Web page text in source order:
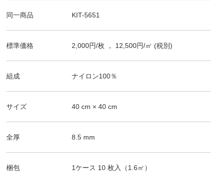
同一商品 KIT-5651
標準価格 2,000円/枚 ， 12,500円/㎡ (税別)
組成 ナイロン100％
サイズ 40 cm ×40 cm
全厚 8.5 mm
梱包 1ケース 10 枚入（1.6㎡）